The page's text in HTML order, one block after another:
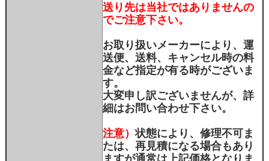
送り先は当社ではありませんの
でご注意下さい。
お取り扱いメーカーにより、運
送便、送料、キャンセル時の料
金など指定が有る時がございま
す。
大変申し訳ございませんが、詳
細はお問い合わせ下さい。
注意）状態により、修理不可ま
たは、再見積になる場合もあり